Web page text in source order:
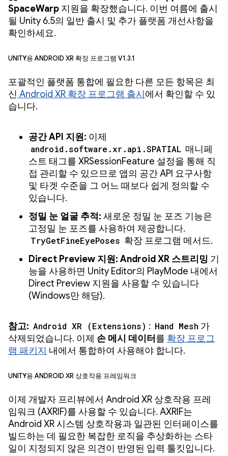
SpaceWarp 지원을 확장했습니다. 이번 여름에 출시
될 Unity 6.5의 일반 출시 및 추가 플랫폼 개선사항을
확인하세요.
Unity용 Android XR 확장 프로그램 v1.3.1
포괄적인 플랫폼 통합에 필요한 다른 모든 항목은 최
신 Android XR 확장 프로그램 출시에서 확인할 수 있
습니다.
공간 API 지원: 이제
android.software.xr.api.SPATIAL 매니페
스트 태그를 XRSessionFeature 설정을 통해 직
접 관리할 수 있으므로 앱의 공간 API 요구사항
및 타겟 수준을 그 어느 때보다 쉽게 정의할 수
있습니다.
정밀 눈 얼굴 추적: 새로운 정밀 눈 포즈 기능은
고정밀 눈 포즈를 사용하여 제공합니다.
TryGetFineEyePoses 확장 프로그램 메서드.
Direct Preview 지원: Android XR 스트리밍 기
능을 사용하면 Unity Editor의 PlayMode 내에서
Direct Preview 지원을 사용할 수 있습니다
(Windows만 해당).
참고: Android XR (Extensions) : Hand Mesh 가
삭제되었습니다. 이제 손 메시 데이터를 확장 프로그
램 패키지 내에서 통합하여 사용해야 합니다.
Unity용 Android XR 상호작용 프레임워크
이제 개발자 프리뷰에서 Android XR 상호작용 프레
임워크 (AXRIF)를 사용할 수 있습니다. AXRIF는
Android XR 시스템 상호작용과 일관된 인터페이스를
빌드하는 데 필요한 복잡한 로직을 추상화하는 스타
일이 지정되지 않은 의견이 반영된 입력 툴킷입니다.